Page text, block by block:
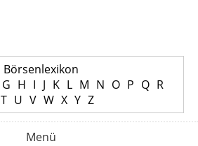
Börsenlexikon
G H I J K L M N O P Q R
T U V W X Y Z
Menü